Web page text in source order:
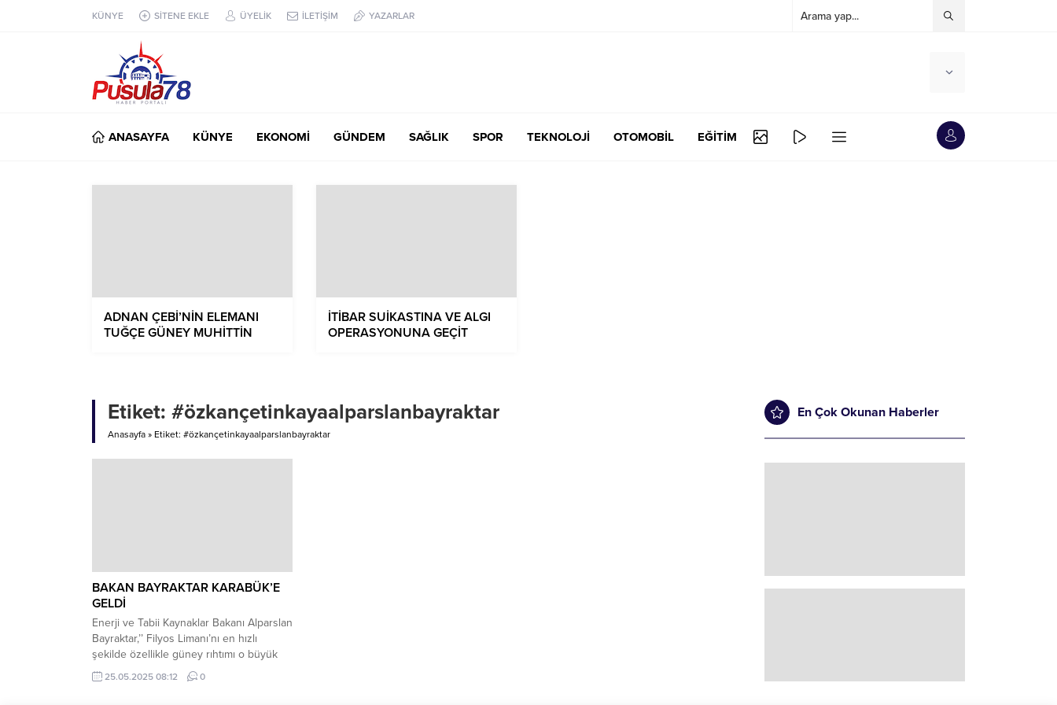
KÜNYE SİTENE EKLE ÜYELİK İLETİŞİM YAZARLAR
ANASAYFA KÜNYE EKONOMİ GÜNDEM SAĞLIK SPOR TEKNOLOJİ OTOMOBİL EĞİTİM
ADNAN ÇEBİ’NİN ELEMANI
TUĞÇE GÜNEY MUHİTTİN
İTİBAR SUİKASTINA VE ALGI
OPERASYONUNA GEÇİT
Etiket: #özkançetinkayaalparslanbayraktar
Anasayfa » Etiket: #özkançetinkayaalparslanbayraktar
BAKAN BAYRAKTAR KARABÜK’E
GELDİ
Enerji ve Tabii Kaynaklar Bakanı Alparslan
Bayraktar,’’ Filyos Limanı’nı en hızlı
şekilde özellikle güney rıhtımı o büyük
alanı biz başta Kardemir olmak üzere ama
tüm buradaki haddehaneler, ithalat
25.05.2025 08:12 0
En Çok Okunan Haberler